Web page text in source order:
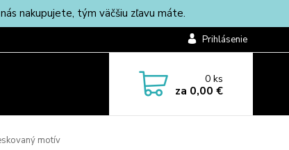
nakupujete, tým väčšiu zľavu máte.
Prihlásenie
0ks
za 0,00 €
motív